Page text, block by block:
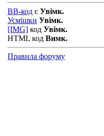
BB-код є Увімк.
Усмішки Увімк.
[IMG] код Увімк.
HTML код Вимк.
Правила форуму